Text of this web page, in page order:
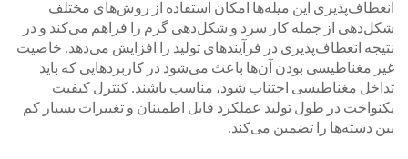
انعطاف‌پذیری این میله‌ها امکان استفاده از روش‌های مختلف
شکل‌دهی از جمله کار سرد و شکل‌دهی گرم را فراهم می‌کند و در
نتیجه انعطاف‌پذیری در فرآیندهای تولید را افزایش می‌دهد. خاصیت
غیر مغناطیسی بودن آن‌ها باعث می‌شود در کاربردهایی که باید
تداخل مغناطیسی اجتناب شود، مناسب باشند. کنترل کیفیت
یکنواخت در طول تولید عملکرد قابل اطمینان و تغییرات بسیار کم
بین دسته‌ها را تضمین می‌کند.